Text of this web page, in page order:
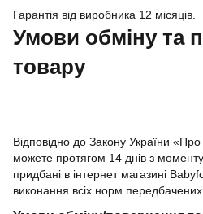
Гарантія від виробника 12 місяців.
Умови обміну та
товару
Відповідно до Закону України
можете протягом 14 днів з
придбані в інтернет магазині
виконання всіх норм